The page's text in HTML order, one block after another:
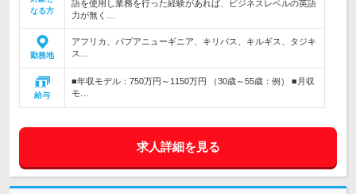
なる方
語を使用し業務を行った経験があれば、ビジネスレベルの英語
力が無く…
勤務地
アフリカ、パプアニューギニア、キリバス、キルギス、タジキ
ス…
給与
■年収モデル：750万円～1150万円 （30歳～55歳：例） ■月収
モ…
求人詳細を見る